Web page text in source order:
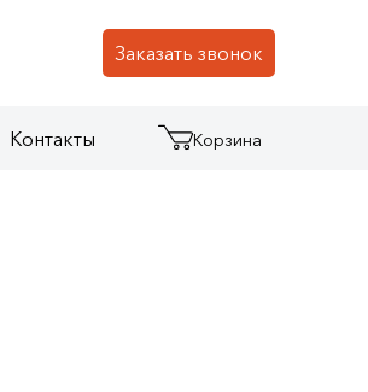
Заказать звонок
Контакты Корзина